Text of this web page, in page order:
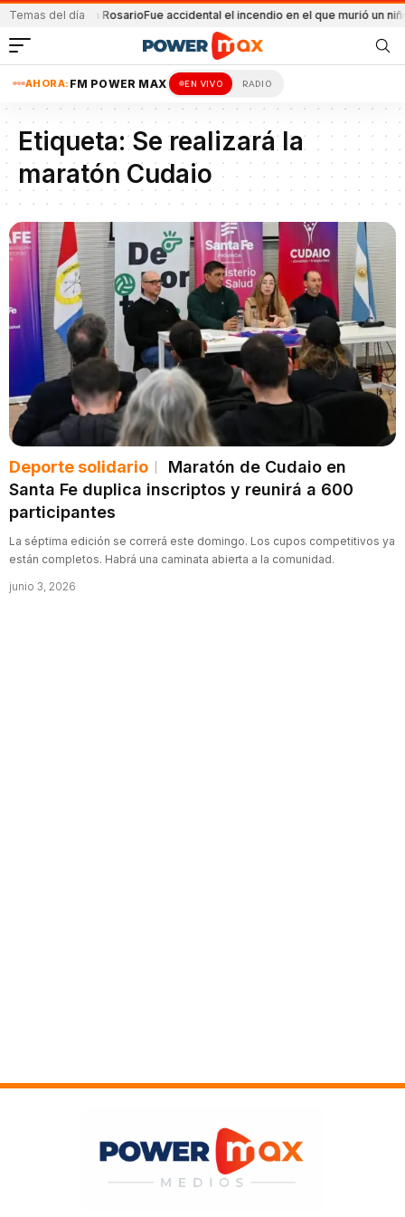
Temas del día
la explosión en RosarioFue accidental el incendio en el que murió un niño
AHORA: FM POWER MAX EN VIVO RADIO
Etiqueta:Se realizará la
maratón Cudaio
Deporte solidario
Maratón de Cudaio en
Santa Fe duplica inscriptos y reunirá a 600
participantes
La séptima edición se correrá este domingo. Los cupos competitivos ya
están completos. Habrá una caminata abierta a la comunidad.
junio 3, 2026